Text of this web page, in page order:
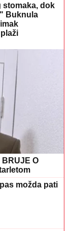
stomaka, dok
Buknula
O
možda pati